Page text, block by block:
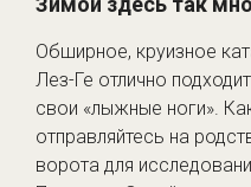
Обширное, круизное
Лез-Ге отлично
свои «лыжные ноги».
отправляйтесь на
ворота для